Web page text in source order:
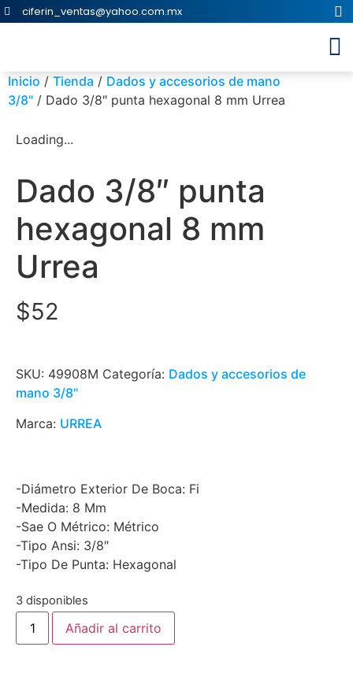
ciferin_ventas@yahoo.com.mx
Inicio / Tienda / Dados y accesorios de mano
3/8" / Dado 3/8″ punta hexagonal 8 mm Urrea
Loading...
Dado 3/8″ punta
hexagonal 8 mm
Urrea
$52
SKU: 49908M Categoría: Dados y accesorios de
mano 3/8"
Marca: URREA
-Diámetro Exterior De Boca: Fi
-Medida: 8 Mm
-Sae O Métrico: Métrico
-Tipo Ansi: 3/8″
-Tipo De Punta: Hexagonal
3 disponibles
Añadir al carrito